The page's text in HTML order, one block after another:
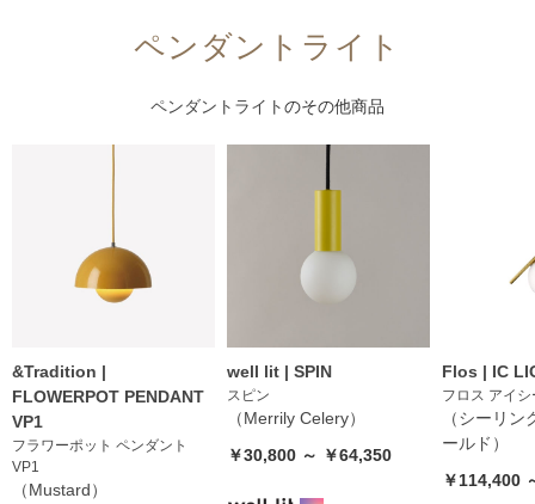
ペンダントライト
ペンダントライトのその他商品
&Tradition |
FLOWERPOT PENDANT
VP1
フラワーポット ペンダント
VP1
（Mustard）
well lit | SPIN
スピン
（Merrily Celery）
￥30,800 ～ ￥64,350
Flos | IC
フロス アイ
（シーリ
ールド）
￥114,400